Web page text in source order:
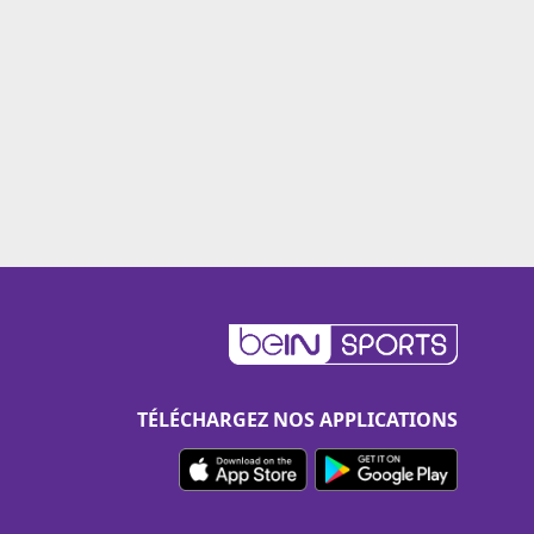
TÉLÉCHARGEZ NOS APPLICATIONS